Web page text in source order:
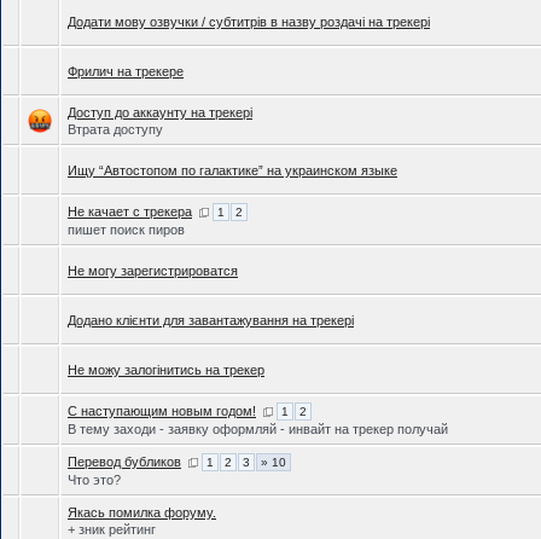
Додати мову озвучки / субтитрів в назву роздачі на трекері
Фрилич на трекере
Доступ до аккаунту на трекері
Втрата доступу
Ищу “Автостопом по галактике” на украинском языке
Не качает с трекера 1 2
пишет поиск пиров
Не могу зарегистрироватся
Додано клієнти для завантажування на трекері
Не можу залогінитись на трекер
С наступающим новым годом! 1 2
В тему заходи - заявку оформляй - инвайт на трекер получай
Перевод бубликов 1 2 3 » 10
Что это?
Якась помилка форуму.
+ зник рейтинг